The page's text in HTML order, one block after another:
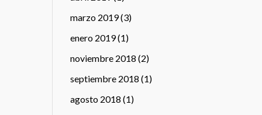
marzo 2019(3)
enero 2019(1)
noviembre 2018 (2)
septiembre 2018 (1)
agosto 2018 (1)